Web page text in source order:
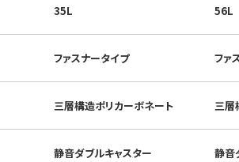
35L 56L
ファスナータイプ ファ
三層構造ポリカーボネート 三層
静音ダブルキャスター 静音